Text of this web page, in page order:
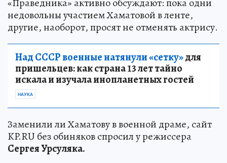
недовольны участием Хаматовой в ленте,
другие, наоборот, просят не отменять актрису.
Над СССР военные натянули «сетку»для
пришельцев: как страна 13 лет тайно
искала и изучала инопланетных гостей
НАУКА
Заменили ли Хаматову в военной драме, сайт
KP.RU без обиняков спросил у режиссера
Сергея Урсуляка.